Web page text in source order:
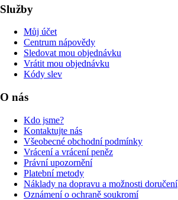
Služby
Můj účet
Centrum nápovědy
Sledovat mou objednávku
Vrátit mou objednávku
Kódy slev
O nás
Kdo jsme?
Kontaktujte nás
Všeobecné obchodní podmínky
Vrácení a vrácení peněz
Právní upozornění
Platební metody
Náklady na dopravu a možnosti doručení
Oznámení o ochraně soukromí